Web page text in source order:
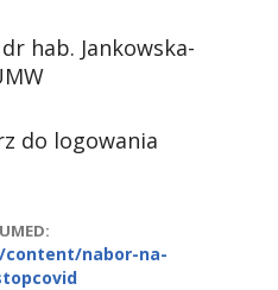
hab. Jankowska-
do logowania
nabor-na-